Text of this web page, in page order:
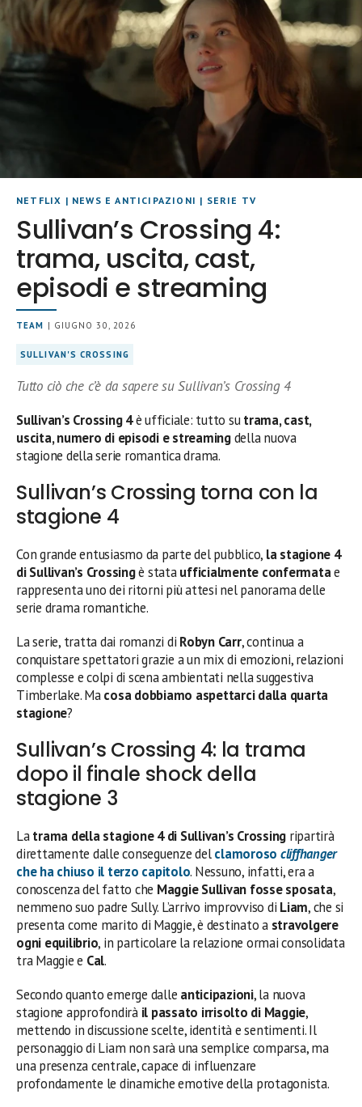
NETFLIX | NEWS E ANTICIPAZIONI | SERIE TV
Sullivan’s Crossing 4:
trama, uscita, cast,
episodi e streaming
TEAM | GIUGNO 30, 2026
SULLIVAN'S CROSSING
Tutto ciò che c’è da sapere su Sullivan’s Crossing 4
Sullivan’s Crossing 4è ufficiale: tutto sutrama, cast,
uscita, numero di episodi e streamingdella nuova
stagione della serie romantica drama.
Sullivan’s Crossing torna con la
stagione 4
Con grande entusiasmo da parte del pubblico, la stagione 4
di Sullivan’s Crossingè stataufficialmente confermatae
rappresenta uno dei ritorni più attesi nel panorama delle
serie drama romantiche.
La serie, tratta dai romanzi di Robyn Carr, continua a
conquistare spettatori grazie a un mix di emozioni, relazioni
complesse e colpi di scena ambientati nella suggestiva
Timberlake. Macosa dobbiamo aspettarci dalla quarta
stagione?
Sullivan’s Crossing 4: la trama
dopo il finale shock della
stagione 3
Latrama della stagione 4 di Sullivan’s Crossing ripartirà
direttamente dalle conseguenze delclamoroso cliffhanger
che ha chiuso il terzo capitolo. Nessuno, infatti, era a
conoscenza del fatto che Maggie Sullivan fosse sposata,
nemmeno suo padre Sully. L’arrivo improvviso di Liam, che si
presenta come marito di Maggie, è destinato a stravolgere
ogni equilibrio, in particolare la relazione ormai consolidata
tra Maggie e Cal.
Secondo quanto emerge dalle anticipazioni, la nuova
stagione approfondirà il passato irrisolto di Maggie,
mettendo in discussione scelte, identità e sentimenti. Il
personaggio di Liam non sarà una semplice comparsa, ma
una presenza centrale, capace di influenzare
profondamente le dinamiche emotive della protagonista.